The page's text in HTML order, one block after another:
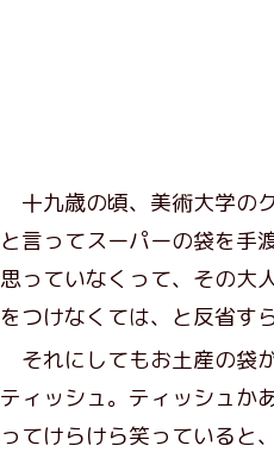
十九歳の頃、美術大学の
と言ってスーパーの袋を手
思っていなくって、その大
をつけなくては、と反省すら
それにしてもお土産の袋
ティッシュ。ティッシュか
ってけらけら笑っていると